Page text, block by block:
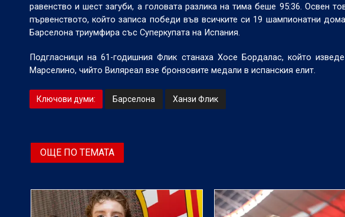
равенство и шест загуби, а головата разлика на тима беше 95:36. Освен
първенството, който записа победи във всичките си 19 шампионатни
Барселона триумфира със Суперкупата на Испания.
Подгласници на 61-годишния Флик станаха Хосе Бордалас, който
Марселино, чийто Виляреал взе бронзовите медали в испанския елит.
Ключови думи: Барселона Ханзи Флик
ОЩЕ ПО ТЕМАТА